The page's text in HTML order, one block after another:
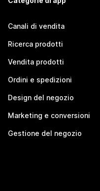
Canali di vendita
Ricerca prodotti
Vendita prodotti
Ordini e spedizioni
Design del negozio
Marketing e conversioni
Gestione del negozio